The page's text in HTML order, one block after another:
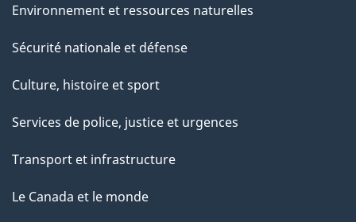
Environnement et ressources naturelles
Sécurité nationale et défense
Culture, histoire et sport
Services de police, justice et urgences
Transport et infrastructure
Le Canada et le monde